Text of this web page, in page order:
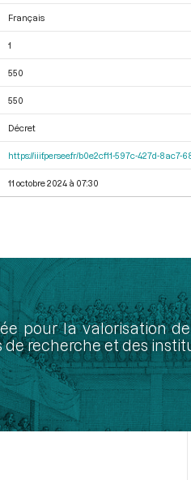
Français
1
550
550
Décret
https://iiif.persee.fr/b0e2cf11-597c-427d-
11 octobre 2024 à 07:30
pour la valorisation
recherche et des